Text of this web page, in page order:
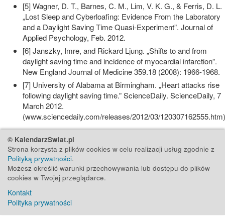
[5] Wagner, D. T., Barnes, C. M., Lim, V. K. G., & Ferris, D. L.
„Lost Sleep and Cyberloafing: Evidence From the Laboratory
and a Daylight Saving Time Quasi-Experiment”. Journal of
Applied Psychology, Feb. 2012.
[6] Janszky, Imre, and Rickard Ljung. „Shifts to and from
daylight saving time and incidence of myocardial infarction”.
New England Journal of Medicine 359.18 (2008): 1966-1968.
[7] University of Alabama at Birmingham. „Heart attacks rise
following daylight saving time.” ScienceDaily. ScienceDaily, 7
March 2012.
(www.sciencedaily.com/releases/2012/03/
© KalendarzSwiat.pl
Strona korzysta z plików cookies w celu realizacji usług zgodnie z
Polityką prywatności.
Możesz określić warunki przechowywania lub dostępu do plików
cookies w Twojej przeglądarce.
Kontakt
Polityka prywatności